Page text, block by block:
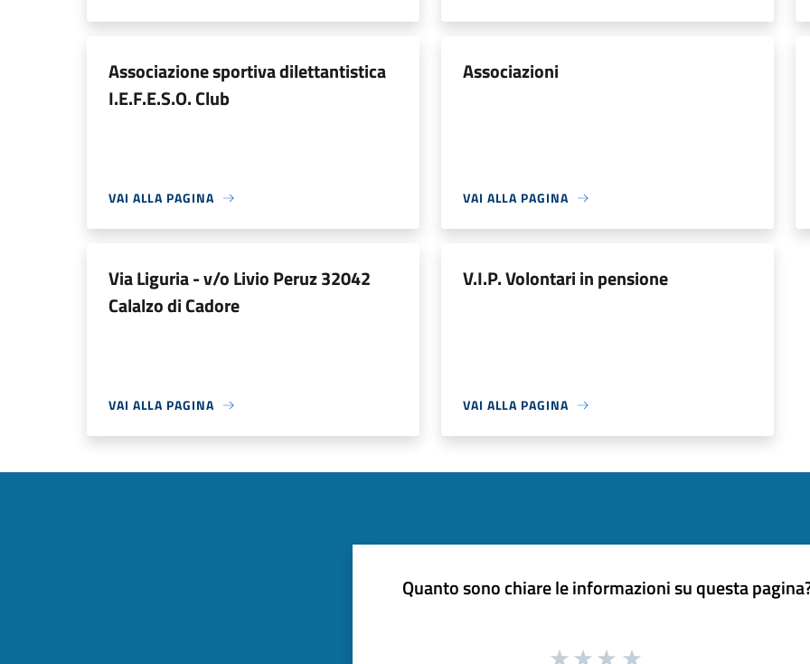
Associazione sportiva dilettantistica
I.E.F.E.S.O. Club
VAI ALLA PAGINA
Associazioni
VAI ALLA PAGINA
Via Liguria - v/o Livio Peruz 32042
Calalzo di Cadore
VAI ALLA PAGINA
V.I.P. Volontari in pensione
VAI ALLA PAGINA
Quanto sono chiare le informazioni su questa